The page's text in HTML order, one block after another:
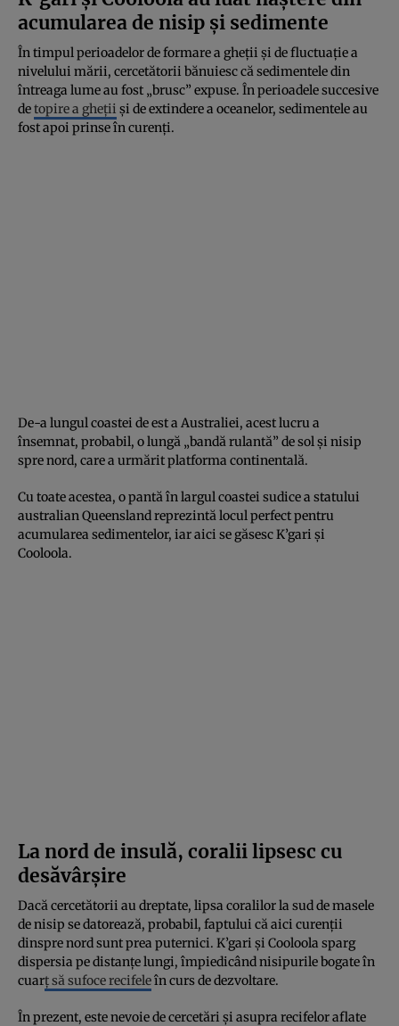
acumularea de nisip și sedimente
În timpul perioadelor de formare a gheții și de fluctuație a
nivelului mării, cercetătorii bănuiesc că sedimentele din
întreaga lume au fost „brusc” expuse. În perioadele succesive
detopire a gheții și de extindere a oceanelor, sedimentele au
fost apoi prinse în curenți.
De-a lungul coastei de est a Australiei, acest lucru a
însemnat, probabil, o lungă „bandă rulantă” de sol și nisip
spre nord, care a urmărit platforma continentală.
Cu toate acestea, o pantă în largul coastei sudice a statului
australian Queensland reprezintă locul perfect pentru
acumularea sedimentelor, iar aici se găsesc K’gari și
Cooloola.
La nord de insulă, coralii lipsesc cu
desăvârșire
Dacă cercetătorii au dreptate, lipsa coralilor la sud de masele
de nisip se datorează, probabil, faptului că aici curenții
dinspre nord sunt prea puternici. K’gari și Cooloola sparg
dispersia pe distanțe lungi, împiedicând nisipurile bogate în
cuarț să sufoce recifeleîn curs de dezvoltare.
În prezent, este nevoie de cercetări și asupra recifelor aflate